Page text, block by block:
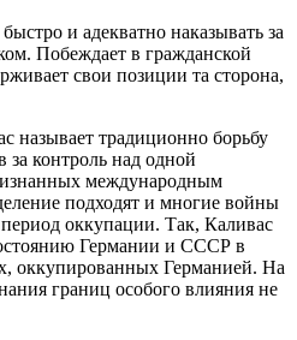
и адекватно наказывать за
Побеждает в гражданской
свои позиции та сторона,
называет традиционно борьбу
за контроль над одной
международным
подходят и многие войны
оккупации. Так, Каливас
Германии и СССР в
оккупированных Германией. На
границ особого влияния не